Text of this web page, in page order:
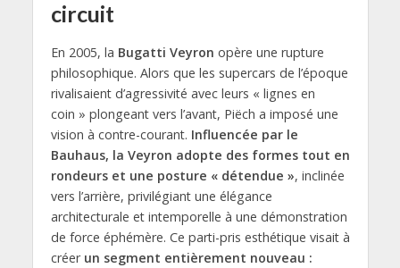
circuit
En 2005, la Bugatti Veyron opère une rupture
philosophique. Alors que les supercars de l’époque
rivalisaient d’agressivité avec leurs « lignes en
coin » plongeant vers l’avant, Piëch a imposé une
vision à contre-courant. Influencée par le
Bauhaus, la Veyron adopte des formes tout en
rondeurs et une posture « détendue », inclinée
vers l’arrière, privilégiant une élégance
architecturale et intemporelle à une démonstration
de force éphémère. Ce parti-pris esthétique visait à
créer un segment entièrement nouveau :